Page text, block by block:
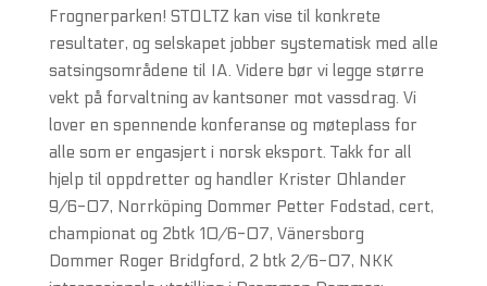
Frognerparken! STOLTZ kan vise til konkrete
resultater, og selskapet jobber systematisk med alle
satsingsområdene til IA. Videre bør vi legge større
vekt på forvaltning av kantsoner mot vassdrag. Vi
lover en spennende konferanse og møteplass for
alle som er engasjert i norsk eksport. Takk for all
hjelp til oppdretter og handler Krister Ohlander
9/6-07, Norrköping Dommer Petter Fodstad, cert,
championat og 2btk 10/6-07, Vänersborg
Dommer Roger Bridgford, 2 btk 2/6-07, NKK